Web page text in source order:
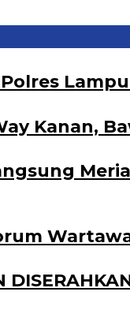
Kanan,